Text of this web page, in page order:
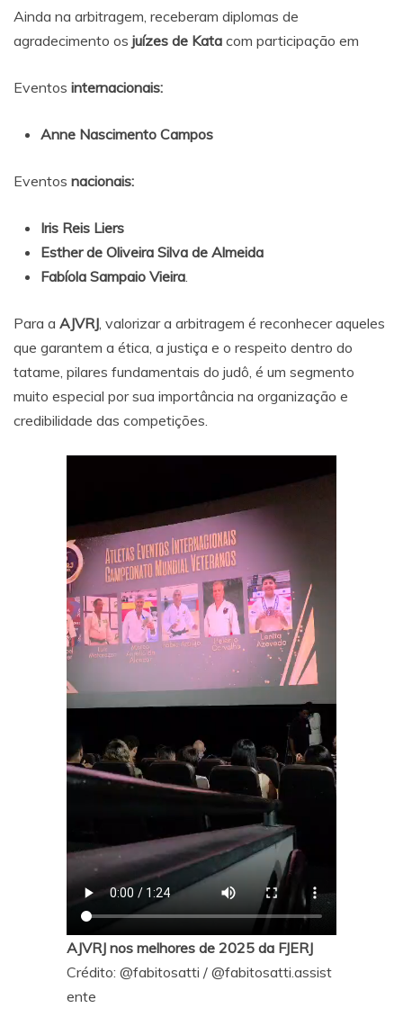
Ainda na arbitragem, receberam diplomas de
agradecimento os juízes de Kata com participação em
Eventos internacionais:
Anne Nascimento Campos
Eventos nacionais:
Iris Reis Liers
Esther de Oliveira Silva de Almeida
Fabíola Sampaio Vieira.
Para a AJVRJ, valorizar a arbitragem é reconhecer aqueles
que garantem a ética, a justiça e o respeito dentro do
tatame, pilares fundamentais do judô, é um segmento
muito especial por sua importância na organização e
credibilidade das competições.
AJVRJ nos melhores de 2025 da FJERJ
Crédito: @fabitosatti / @fabitosatti.assist
ente